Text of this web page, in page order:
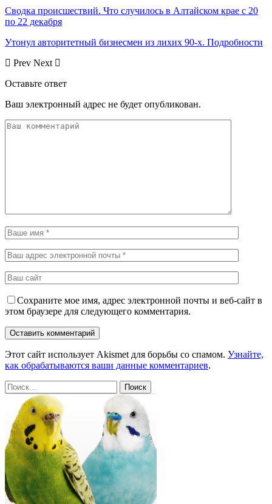
Сводка происшествий. Что случилось в Алтайском крае с 20
по 22 декабря
Утонул авторитетный бизнесмен из лихих 90-х. Подробности
Prev Next
Оставьте ответ
Ваш электронный адрес не будет опубликован.
Сохраните мое имя, адрес электронной почты и веб-сайт в
этом браузере для следующего комментария.
Этот сайт использует Akismet для борьбы со спамом. Узнайте,
как обрабатываются ваши данные комментариев.